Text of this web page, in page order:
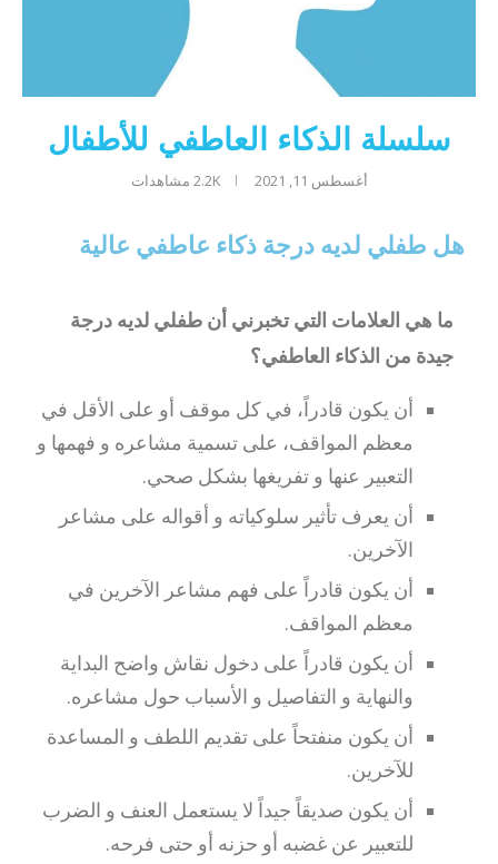
سلسلة الذكاء العاطفي للأطفال
أغسطس 11, 2021 2.2K مشاهدات
هل طفلي لديه درجة ذكاء عاطفي عالية
ما هي العلامات التي تخبرني أن طفلي لديه درجة
جيدة من الذكاء العاطفي؟
أن يكون قادراً، في كل موقف أو على الأقل في
معظم المواقف، على تسمية مشاعره و فهمها و
التعبير عنها و تفريغها بشكل صحي.
أن يعرف تأثير سلوكياته و أقواله على مشاعر
الآخرين.
أن يكون قادراً على فهم مشاعر الآخرين في
معظم المواقف.
أن يكون قادراً على دخول نقاش واضح البداية
والنهاية و التفاصيل و الأسباب حول مشاعره.
أن يكون منفتحاً على تقديم اللطف و المساعدة
للآخرين.
أن يكون صديقاً جيداً لا يستعمل العنف و الضرب
للتعبير عن غضبه أو حزنه أو حتى فرحه.